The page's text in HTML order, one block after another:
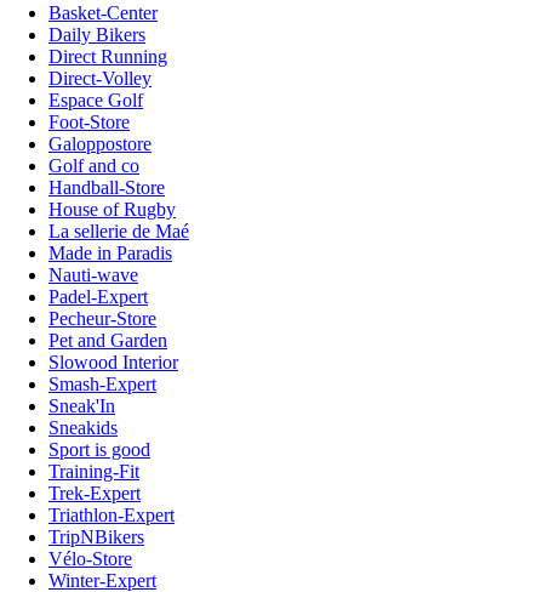
Basket-Center
Daily Bikers
Direct Running
Direct-Volley
Espace Golf
Foot-Store
Galoppostore
Golf and co
Handball-Store
House of Rugby
La sellerie de Maé
Made in Paradis
Nauti-wave
Padel-Expert
Pecheur-Store
Pet and Garden
Slowood Interior
Smash-Expert
Sneak'In
Sneakids
Sport is good
Training-Fit
Trek-Expert
Triathlon-Expert
TripNBikers
Vélo-Store
Winter-Expert